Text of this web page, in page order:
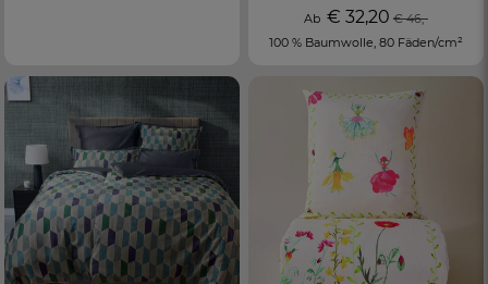
Ab € 32,20 € 46,-
100 % Baumwolle, 80 Fäden/cm²